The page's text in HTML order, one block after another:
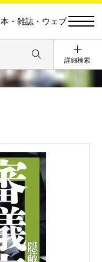
本・雑誌・ウェブ
詳細検索